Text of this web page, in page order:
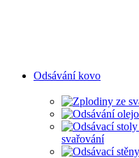
Odsávání kovo
svařování